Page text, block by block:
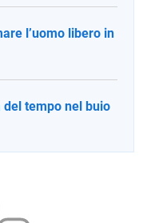
l’uomo libero in
tempo nel buio